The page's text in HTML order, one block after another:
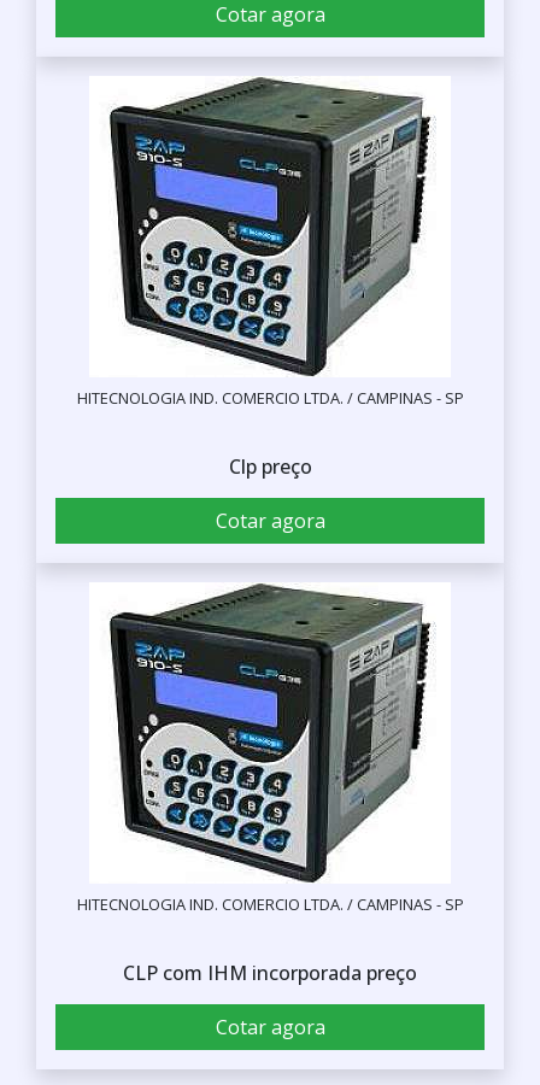
Cotar agora
HITECNOLOGIA IND. COMERCIO LTDA. / CAMPINAS - SP
Clp preço
Cotar agora
HITECNOLOGIA IND. COMERCIO LTDA. / CAMPINAS - SP
CLP com IHM incorporada preço
Cotar agora